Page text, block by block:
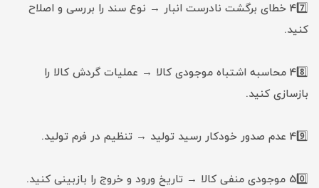
47️⃣ خطای برگشت نادرست انبار → نوع سند را بررسی و اصلاح
کنید.
48️⃣ محاسبه اشتباه موجودی کالا → عملیات گردش کالا را
بازسازی کنید.
49️⃣ عدم صدور خودکار رسید تولید → تنظیم در فرم تولید.
50️⃣ موجودی منفی کالا → تاریخ ورود و خروج را بازبینی کنید.